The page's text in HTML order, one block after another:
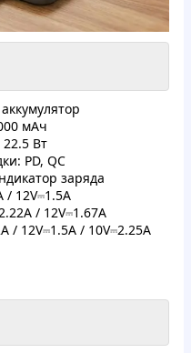
мАч
Вт
PD, QC
заряда
/ 12V⎓1.5A
/ 12V⎓1.67A
/ 12V⎓1.5A / 10V⎓2.25A